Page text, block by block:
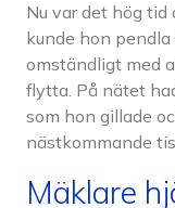
Nu var det hög
kunde hon
omständligt med
flytta. På nätet
som hon gillade
nästkommande
Mäklare